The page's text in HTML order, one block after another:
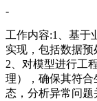
-
工作内容:1、基于
实现，包括数据预
2、对模型进行工
理），确保其符合
态，分析异常问题